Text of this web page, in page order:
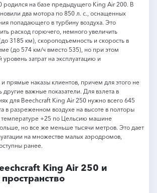
родился на базе предыдущего King Air 200. В
два мотора по 850 л. с., оснащенных
попадающего в турбину воздуха. Это
расход горючего, немного увеличить
3185 км), скороподъемность и скорость в
(до 574 км/ч вместо 535), но при этом
затрат на эксплуатацию и
прямые наказы клиентов, причем для этого не
важные показатели. Для взлета в
для Beechcraft King Air 250 нужно всего 645
в разреженном воздухе на высоте в полторы
температуре +25 по Цельсию машине
но все же меньше тысячи метров. Это дает
на множестве малых аэродромов,
ранее.
King Air 250 и